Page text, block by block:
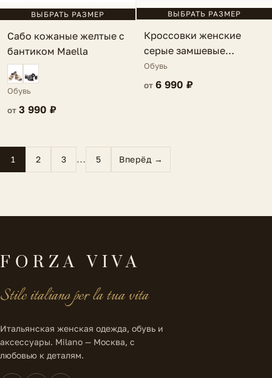
ВЫБРАТЬ РАЗМЕР
Сабо кожаные желтые с
бантиком Maella
Обувь
от 3 990 ₽
ВЫБРАТЬ РАЗМЕР
Кроссовки женские
серые замшевые
Davignon
Обувь
от 6 990 ₽
1 2 3 … 5 Вперёд →
FORZA VIVA
Stile italiano per la tua vita
Итальянская женская одежда, обувь и
аксессуары. Milano — Москва, с
любовью к деталям.